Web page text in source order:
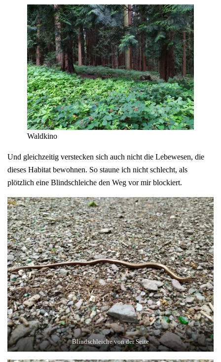
Waldkino
Und gleichzeitig verstecken sich auch nicht die Lebewesen, die
dieses Habitat bewohnen. So staune ich nicht schlecht, als
plötzlich eine Blindschleiche den Weg vor mir blockiert.
Blindschleiche von der Seite